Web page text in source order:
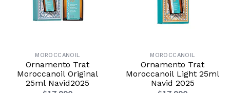
MOROCCANOIL
Ornamento Trat
Moroccanoil Original
25ml Navid2025
MOROCCANOIL
Ornamento Trat
Moroccanoil Light 25ml
Navid 2025